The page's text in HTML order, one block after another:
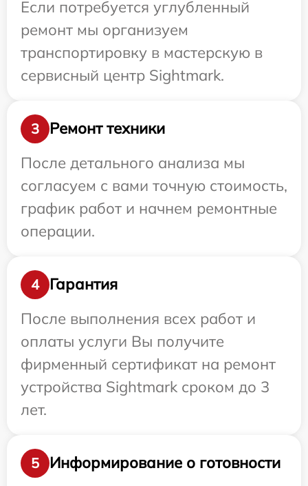
Если потребуется углубленный
ремонт мы организуем
транспортировку в мастерскую в
сервисный центр Sightmark.
3
Ремонт техники
После детального анализа мы
согласуем с вами точную стоимость,
график работ и начнем ремонтные
операции.
4
Гарантия
После выполнения всех работ и
оплаты услуги Вы получите
фирменный сертификат на ремонт
устройства Sightmark сроком до 3
лет.
5
Информирование о готовности